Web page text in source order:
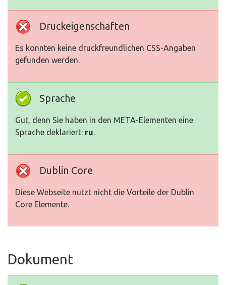
Druckeigenschaften
Es konnten keine druckfreundlichen CSS-Angaben
gefunden werden.
Sprache
Gut, denn Sie haben in den META-Elementen eine
Sprache deklariert: ru.
Dublin Core
Diese Webseite nutzt nicht die Vorteile der Dublin
Core Elemente.
Dokument